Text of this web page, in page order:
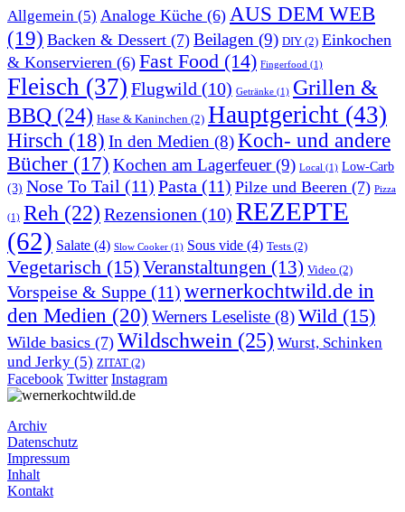
Allgemein (5) Analoge Küche (6) AUS DEM WEB
(19) Backen & Dessert (7) Beilagen (9) DIY (2) Einkochen
& Konservieren (6) Fast Food (14) Fingerfood (1)
Fleisch (37) Flugwild (10) Getränke (1) Grillen &
BBQ (24) Hase & Kaninchen (2) Hauptgericht (43)
Hirsch (18) In den Medien (8)Koch- und andere
Bücher (17) Kochen am Lagerfeuer(9) Local (1) Low-Carb
(3) Nose To Tail (11) Pasta (11) Pilze und Beeren (7) Pizza
(1) Reh (22) Rezensionen (10) REZEPTE
(62) Salate (4) Slow Cooker (1) Sous vide (4) Tests (2)
Vegetarisch (15)Veranstaltungen (13) Video (2)
Vorspeise & Suppe (11) wernerkochtwild.de in
den Medien (20) Werners Leseliste (8)Wild (15)
Wilde basics (7) Wildschwein (25) Wurst, Schinken
und Jerky (5) ZITAT (2)
Facebook Twitter Instagram
Archiv
Datenschutz
Impressum
Inhalt
Kontakt